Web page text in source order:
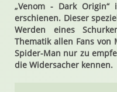
„Venom - Dark Origin“
erschienen. Dieser
Werden eines
Thematik allen Fans von
Spider-Man nur zu
die Widersacher kennen.